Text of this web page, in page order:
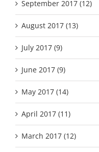
September 2017 (12)
August 2017 (13)
July 2017 (9)
June 2017 (9)
May 2017 (14)
April 2017 (11)
March 2017 (12)